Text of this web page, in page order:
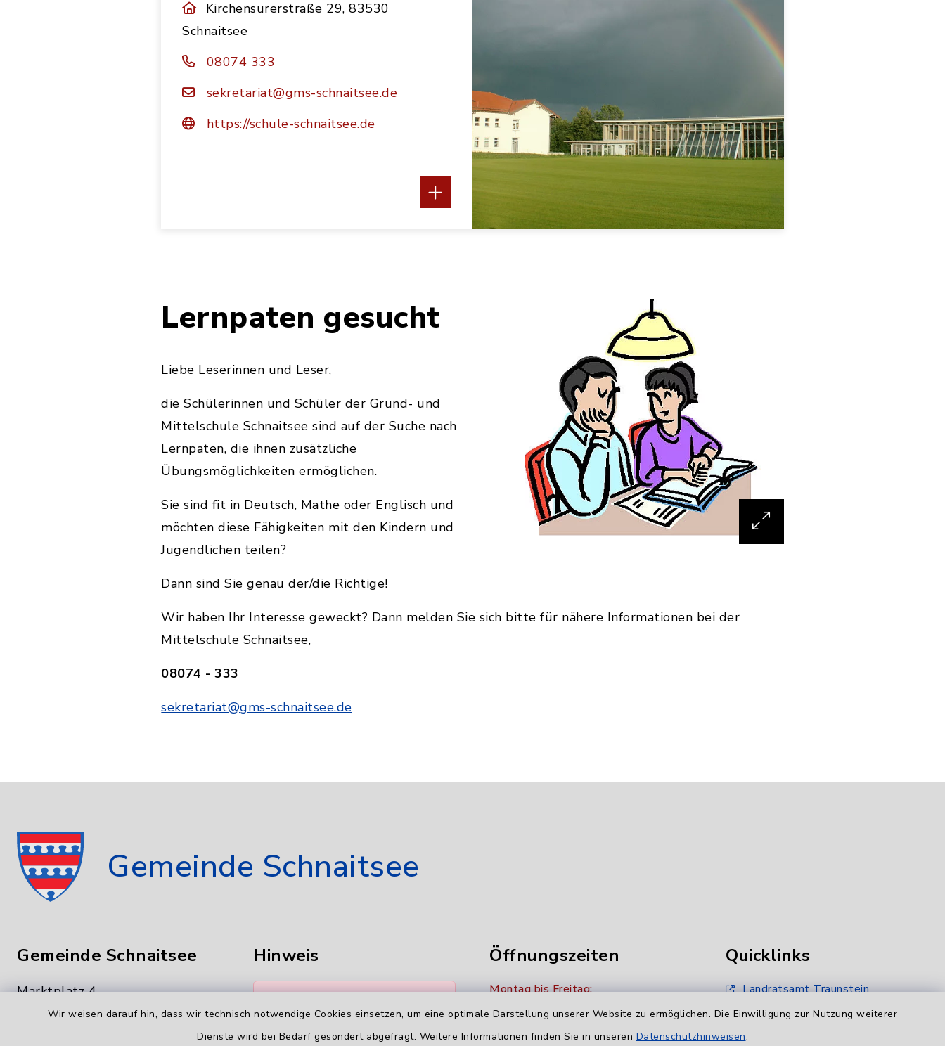
Wir weisen darauf hin, dass wir technisch notwendige Cookies einsetzen, um eine optimale Darstellung unserer Website zu ermöglichen. Die Einwilligung zur Nutzung weiterer
Dienste wird bei Bedarf gesondert abgefragt. Weitere Informationen finden Sie in unseren Datenschutzhinweisen.
Kirchensurerstraße 29, 83530
Schnaitsee
08074 333
sekretariat@gms-schnaitsee.de
https://schule-schnaitsee.de
Lehrkräften unterrichtet. In den Jahrgangsstufen 5 bis 9 besuchen auch Kinder aus der
Gemeinde Babensham die Schule. Aus diesem Grund besteht ein Schulverband mit der
Die Mittelschule gehört zum Schulverbund „Wasserburger Land“ mit den Schulen Edling,
Neben dem Schulgebäude in Schnaitsee ist eine Zweieinhalbfach-Turnhalle angegliedert. In
der ehemaligen alten Turnhalle sind moderne Fachräume wie Schulküche, Werkräume und ein
Zweieinhalbfach-Turnhalle
Nutzfläche: 2.124,60 m² (EG + UG)
Lernpaten gesucht
Liebe Leserinnen und Leser,
die Schülerinnen und Schüler der Grund- und
Mittelschule Schnaitsee sind auf der Suche nach
Lernpaten, die ihnen zusätzliche
Übungsmöglichkeiten ermöglichen.
Sie sind fit in Deutsch, Mathe oder Englisch und
möchten diese Fähigkeiten mit den Kindern und
Jugendlichen teilen?
Dann sind Sie genau der/die Richtige!
Wir haben Ihr Interesse geweckt? Dann melden Sie sich bitte für nähere Informationen bei der
Mittelschule Schnaitsee,
08074 - 333
sekretariat@gms-schnaitsee.de
Gemeinde Schnaitsee
Gemeinde Schnaitsee
Marktplatz 4
83530 Schnaitsee
Hinweis
als E-Mail-Anhänge möglich:
*.docx, *.xlsx, *.pdf, *.txt,
Öffnungszeiten
Montag bis Freitag:
8:00 - 12:00 Uhr
Quicklinks
Landratsamt Traunstein
BayernPortal